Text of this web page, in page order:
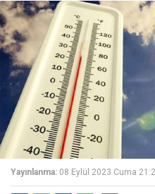
Yayınlanma: 08 Eylül 2023 Cuma